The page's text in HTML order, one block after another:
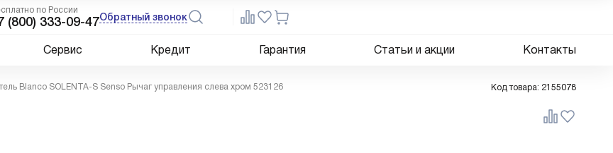
по России
(800) 333-09-47Обратный звонок
Сервис Кредит Гарантия Статьи и акции Контакты
Blanco SOLENTA-S Senso Рычаг управления слева хром 523126 Код товара: 2155078